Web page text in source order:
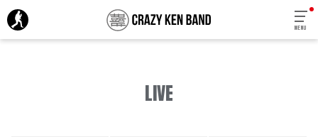
MENU
LIVE